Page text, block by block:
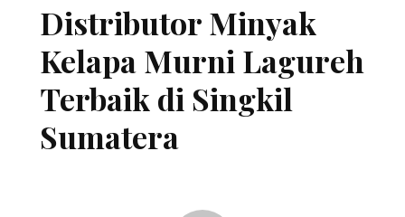
Distributor Minyak
Kelapa Murni Lagureh
Terbaik di Singkil
Sumatera